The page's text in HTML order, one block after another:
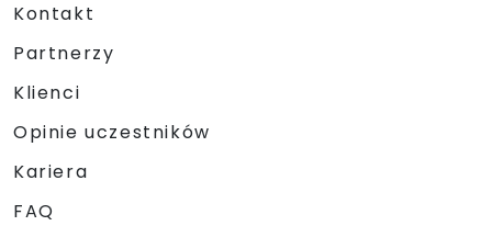
Kontakt
Partnerzy
Klienci
Opinie uczestników
Kariera
FAQ